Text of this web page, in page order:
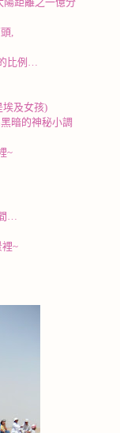
,
比例…
埃及女孩)
暗的神秘小調
~
~